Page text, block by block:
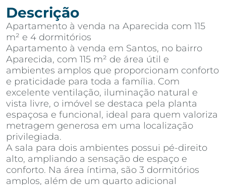
Descrição
Apartamento à venda na Aparecida com 115
m² e 4 dormitórios
Apartamento à venda em Santos, no bairro
Aparecida, com 115 m² de área útil e
ambientes amplos que proporcionam conforto
e praticidade para toda a família. Com
excelente ventilação, iluminação natural e
vista livre, o imóvel se destaca pela planta
espaçosa e funcional, ideal para quem valoriza
metragem generosa em uma localização
privilegiada.
A sala para dois ambientes possui pé-direito
alto, ampliando a sensação de espaço e
conforto. Na área íntima, são 3 dormitórios
amplos, além de um quarto adicional